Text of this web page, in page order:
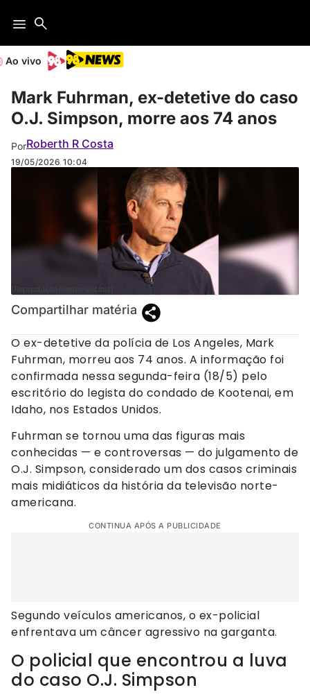
Ao vivo
Mark Fuhrman, ex-detetive do caso
O.J. Simpson, morre aos 74 anos
PorRoberth R Costa
19/05/2026 10:04
(Reprodução/Redes sociais)
Compartilhar matéria
O ex-detetive da polícia de Los Angeles, Mark
Fuhrman, morreu aos 74 anos. A informação foi
confirmada nessa segunda-feira (18/5) pelo
escritório do legista do condado de Kootenai, em
Idaho, nos Estados Unidos.
Fuhrman se tornou uma das figuras mais
conhecidas — e controversas — do julgamento de
O.J. Simpson, considerado um dos casos criminais
mais midiáticos da história da televisão norte-
americana.
CONTINUA APÓS A PUBLICIDADE
Segundo veículos americanos, o ex-policial
enfrentava um câncer agressivo na garganta.
O policial que encontrou a luva
do caso O.J. Simpson